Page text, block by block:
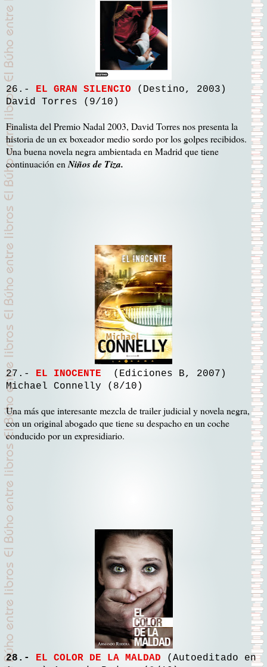
26.- EL GRAN SILENCIO (Destino, 2003)
David Torres (9/10)
Finalista del Premio Nadal 2003, David Torres nos presenta la
historia de un ex boxeador medio sordo por los golpes recibidos.
Una buena novela negra ambientada en Madrid que tiene
continuación en Niños de Tiza.
27.- EL INOCENTE (Ediciones B, 2007)
Michael Connelly (8/10)
Una más que interesante mezcla de trailer judicial y novela negra,
con un original abogado que tiene su despacho en un coche
conducido por un expresidiario.
28.- EL COLOR DE LA MALDAD
(Autoeditado en